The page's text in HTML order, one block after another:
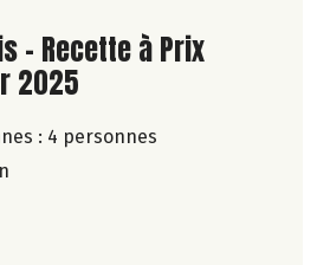
recette
- Recette à Prix
2025
: 4 personnes